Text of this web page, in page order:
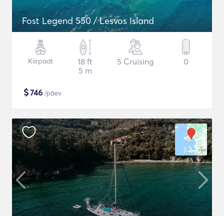
Fost Legend 550 / Lesvos Island
Kiirpaat
18 ft
5 m
5 Cruising 0
$746 /päev